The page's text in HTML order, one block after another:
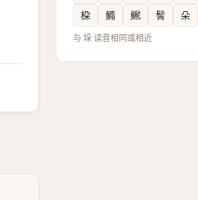
桗
䲊 鿸 鬌 朵
与 垛 读音相同或相近